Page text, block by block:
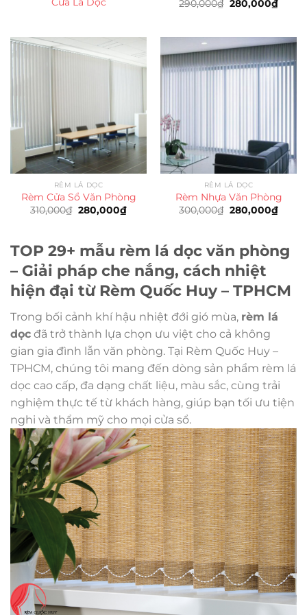
TOP 29+ mẫu rèm lá dọc văn phòng
– Giải pháp che nắng, cách nhiệt
hiện đại từ Rèm Quốc Huy – TPHCM
Trong bối cảnh khí hậu nhiệt đới gió mùa, rèm lá
dọc đã trở thành lựa chọn ưu việt cho cả không
gian gia đình lẫn văn phòng. Tại Rèm Quốc Huy –
TPHCM, chúng tôi mang đến dòng sản phẩm rèm lá
dọc cao cấp, đa dạng chất liệu, màu sắc, cùng trải
nghiệm thực tế từ khách hàng, giúp bạn tối ưu tiện
nghi và thẩm mỹ cho mọi cửa sổ.
290,000₫ Giá
280,000₫Giá
hiện
RÈM LÁ DỌC
Rèm Cửa Sổ Văn Phòng
310,000₫ Giá
gốc
280,000₫Giá
hiện
280,000₫.
RÈM LÁ DỌC
Rèm Nhựa Văn Phòng
300,000₫ Giá
gốc
280,000₫Giá
hiện